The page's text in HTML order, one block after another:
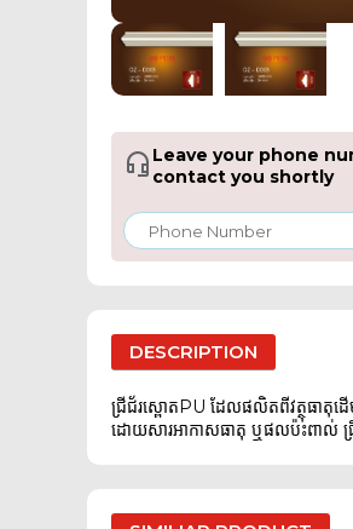
Leave your phone
contact you shortly
DESCRIPTION
ជ្រីជ័រស្ពោតPU ដែលផលិតពីវត្ថុធាតុ
ដោយសារអាកាសធាតុ ឬផលប៉ះពាល់ ជ្រី